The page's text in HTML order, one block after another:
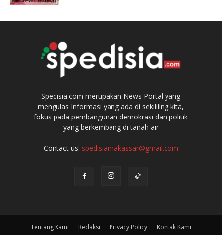
Spedisia.com merupakan News Portal yang
mengulas Informasi yang ada di sekililing kita,
fokus pada pembangunan demokrasi dan politik
yang berkembang di tanah air
Contact us: spedisiamakassar@gmail.com
Tentang Kami Redaksi Privacy Policy Kontak Kami